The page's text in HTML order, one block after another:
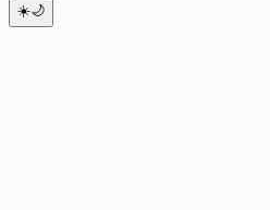
☀️🌙